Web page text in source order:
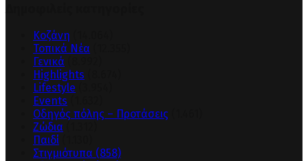
Κοζάνη
Τοπικά Νέα
Γενικά
Highlights
Lifestyle
Events
Οδηγός πόλης – Προτάσεις
Ζώδια
Παιδί
Στιγμιότυπα (858)